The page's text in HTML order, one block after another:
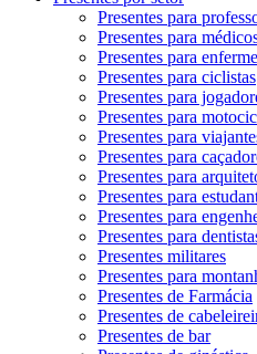
Presentes para
Presentes para
Presentes para
Presentes para ciclistas
Presentes para
Presentes para
Presentes para
Presentes para
Presentes para
Presentes para
Presentes para
Presentes para
Presentes militares
Presentes para
Presentes de Farmácia
Presentes de
Presentes de bar